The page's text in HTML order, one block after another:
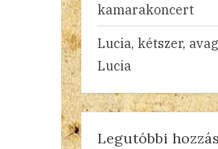
kamarakoncert
Lucia, kétszer,
Lucia
Legutóbbi